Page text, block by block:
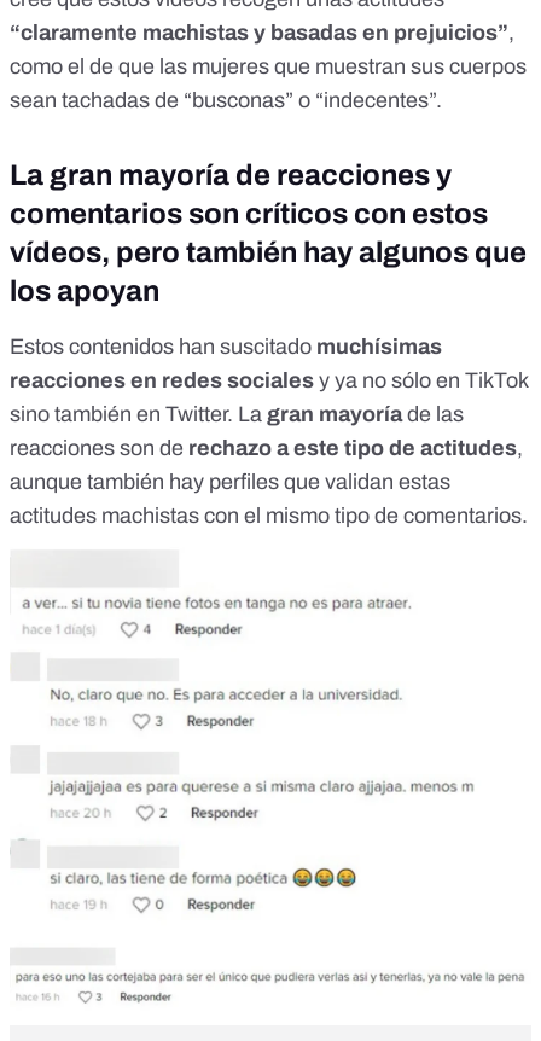
“claramente machistas y basadas en prejuicios”,
como el de que las mujeres que muestran sus cuerpos
sean tachadas de “busconas” o “indecentes”.
La gran mayoría de reacciones y
comentarios son críticos con estos
vídeos, pero también hay algunos que
los apoyan
Estos contenidos han suscitado muchísimas
reacciones en redes sociales y ya no sólo en TikTok
sino también en Twitter. La gran mayoríade las
reacciones son de rechazo a este tipo de actitudes,
aunque también hay perfiles que validan estas
actitudes machistas con el mismo tipo de comentarios.